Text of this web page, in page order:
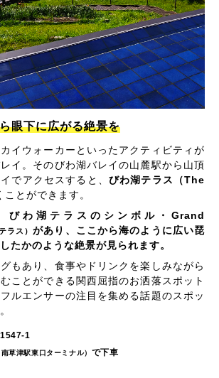
眼下に広がる絶景を
イウォーカーといったアクティビティが
イ。そのびわ湖バレイの山麓駅から山頂
でアクセスすると、 びわ湖テラス（The
ことができます。
びわ湖テラスのシンボル・Grand
ラス）があり、ここから海のように広い琵
たかのような絶景が見られます。
もあり、食事やドリンクを楽しみながら
ことができる関西屈指のお洒落スポット
ルエンサーの注目を集める話題のスポッ
1
南草津駅東口ターミナル） で下車